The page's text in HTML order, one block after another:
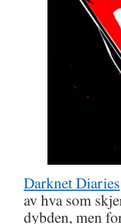
Darknet Diaries
av hva som
dybden, men